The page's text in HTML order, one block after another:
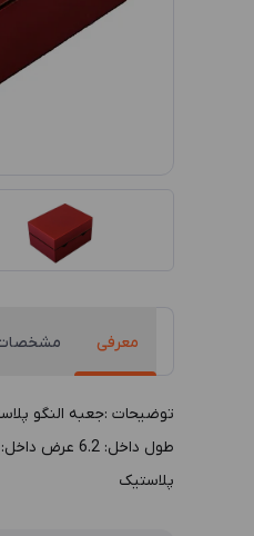
معرفی
پلاستیک